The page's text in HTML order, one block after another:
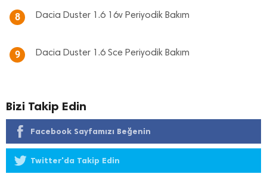
8 Dacia Duster 1.6 16v Periyodik Bakım
9 Dacia Duster 1.6 Sce Periyodik Bakım
Bizi Takip Edin
Facebook Sayfamızı Beğenin
Twitter'da Takip Edin